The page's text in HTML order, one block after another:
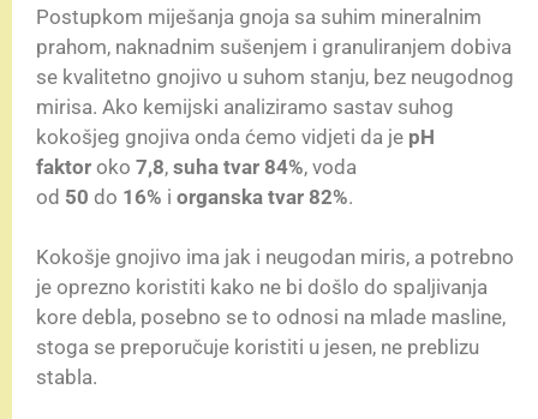
Postupkom miješanja gnoja sa suhim mineralnim
prahom, naknadnim sušenjem i granuliranjem dobiva
se kvalitetno gnojivo u suhom stanju, bez neugodnog
mirisa. Ako kemijski analiziramo sastav suhog
kokošjeg gnojiva onda ćemo vidjeti da je pH
faktor oko 7,8, suha tvar 84%, voda
od 50 do 16% i organska tvar 82%.
Kokošje gnojivo ima jak i neugodan miris, a potrebno
je oprezno koristiti kako ne bi došlo do spaljivanja
kore debla, posebno se to odnosi na mlade masline,
stoga se preporučuje koristiti u jesen, ne preblizu
stabla.